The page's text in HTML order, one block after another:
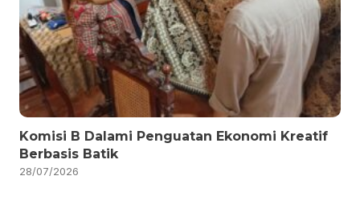
Komisi B Dalami Penguatan Ekonomi Kreatif
Berbasis Batik
28/07/2026